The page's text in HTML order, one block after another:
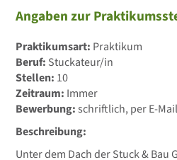
Angaben zur
Praktikumsart: Praktikum
Beruf: Stuckateur/in
Stellen: 10
Zeitraum: Immer
Bewerbung:schriftlich, per E-Mail
Beschreibung:
Unter dem Dach der Stuck & Bau